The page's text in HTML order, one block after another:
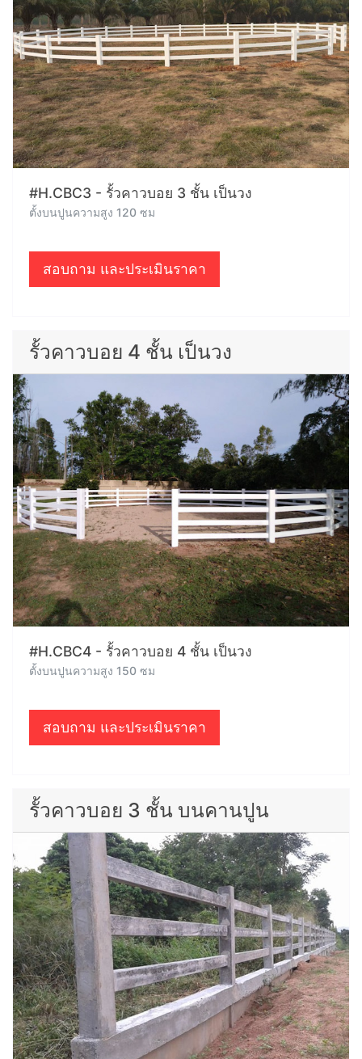
#H.CBC3 - รั้วคาวบอย 3 ชั้น เป็นวง
ตั้งบนปูนความสูง 120 ซม
สอบถาม และประเมินราคา
รั้วคาวบอย 4 ชั้น เป็นวง
#H.CBC4 - รั้วคาวบอย 4 ชั้น เป็นวง
ตั้งบนปูนความสูง 150 ซม
สอบถาม และประเมินราคา
รั้วคาวบอย 3 ชั้น บนคานปูน